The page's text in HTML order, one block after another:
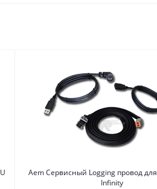
Aem Cервисный Logging провод для блока ECU
Infinity